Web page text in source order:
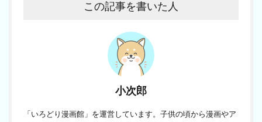
この記事を書いた人
小次郎
「いろどり漫画館」を運営しています。子供の頃から漫画やア